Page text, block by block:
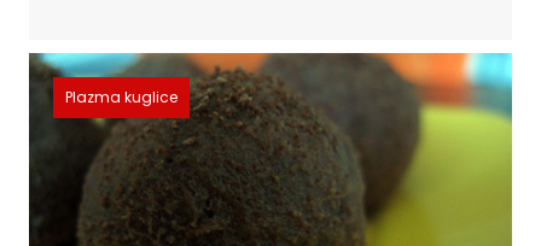
Plazma kuglice